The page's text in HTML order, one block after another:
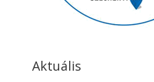
Aktuális